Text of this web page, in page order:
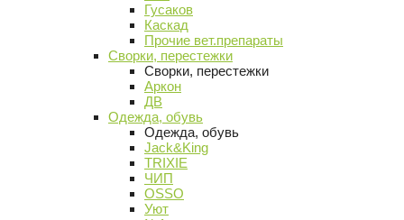
Гусаков
Каскад
Прочие вет.препараты
Сворки, перестежки
Сворки, перестежки
Аркон
ДВ
Одежда, обувь
Одежда, обувь
Jack&King
TRIXIE
ЧИП
OSSO
Уют